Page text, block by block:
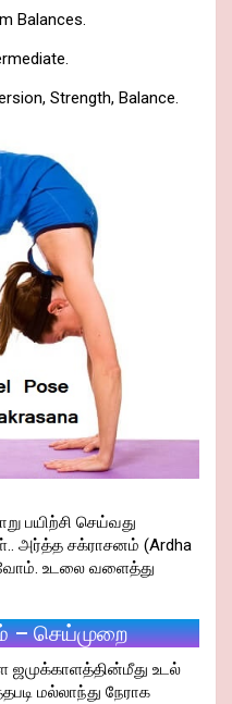
Balances.
Strength, Balance.
பயிற்சி செய்வது
அர்த்த சக்ராசனம் (Ardha
உடலை வளைத்து
– செய்முறை
ஜமுக்காளத்தின்மீது உடல்
மல்லாந்து நேராக